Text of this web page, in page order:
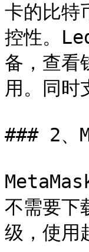
卡的比特
控性。
备，查看
用。同时
### 2、
不需要下
级，使用